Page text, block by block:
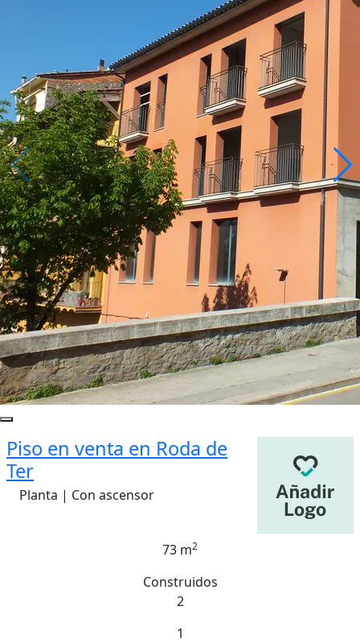
Piso en venta en Roda de
Ter
Planta | Con ascensor
73 m2
Construidos
2
1